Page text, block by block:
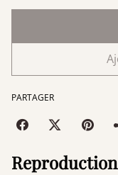
PARTAGER